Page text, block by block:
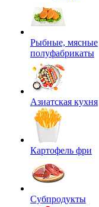
Рыбные, мясные
полуфабрикаты
Азиатская кухня
Картофель фри
Субпродукты